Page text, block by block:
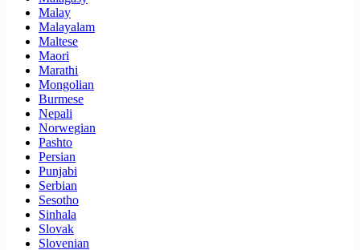
Malay
Malayalam
Maltese
Maori
Marathi
Mongolian
Burmese
Nepali
Norwegian
Pashto
Persian
Punjabi
Serbian
Sesotho
Sinhala
Slovak
Slovenian